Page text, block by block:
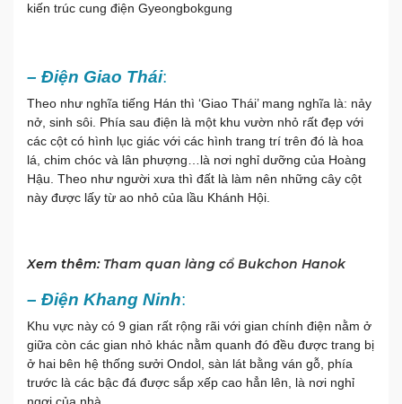
kiến trúc cung điện Gyeongbokgung
– Điện Giao Thái:
Theo như nghĩa tiếng Hán thì ‘Giao Thái’ mang nghĩa là: nảy
nở, sinh sôi. Phía sau điện là một khu vườn nhỏ rất đẹp với
các cột có hình lục giác với các hình trang trí trên đó là hoa
lá, chim chóc và lân phượng…là nơi nghỉ dưỡng của Hoàng
Hậu. Theo như người xưa thì đất là làm nên những cây cột
này được lấy từ ao nhỏ của lầu Khánh Hội.
Xem thêm: Tham quan làng cổ Bukchon Hanok
– Điện Khang Ninh:
Khu vực này có 9 gian rất rộng rãi với gian chính điện nằm ở
giữa còn các gian nhỏ khác nằm quanh đó đều được trang bị
ở hai bên hệ thống sưởi Ondol, sàn lát bằng ván gỗ, phía
trước là các bậc đá được sắp xếp cao hẳn lên, là nơi nghỉ